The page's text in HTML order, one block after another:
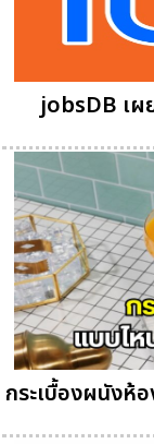
jobsDB เผ
กระเบื้องผนังห้